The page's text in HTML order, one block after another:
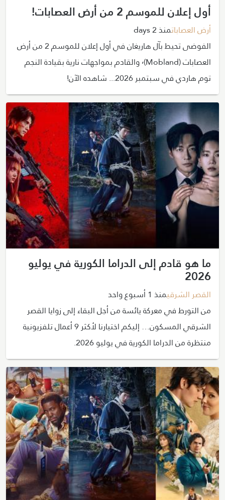
أول إعلان للموسم 2 من أرض العصابات!
أرض العصاباتمنذ 2 days
الفوضى تحيط بآل هاريغان في أول إعلان للموسم 2 من أرض
العصابات (Mobland)٬ والقادم بمواجهات نارية بقيادة النجم
توم هاردي في سبتمبر 2026... شاهده الآن!
ما هو قادم إلى الدراما الكورية في يوليو
2026
القصر الشرقيمنذ 1 أسبوع واحد
من التورط في معركة يائسة من أجل البقاء إلى زوايا القصر
الشرقي المسكون… إليكم اختيارنا لأكثر 9 أعمال تلفزيونية
منتظرة من الدراما الكورية في يوليو 2026.